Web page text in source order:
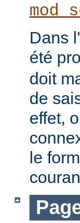
Dans
été
doit
de
effet,
le